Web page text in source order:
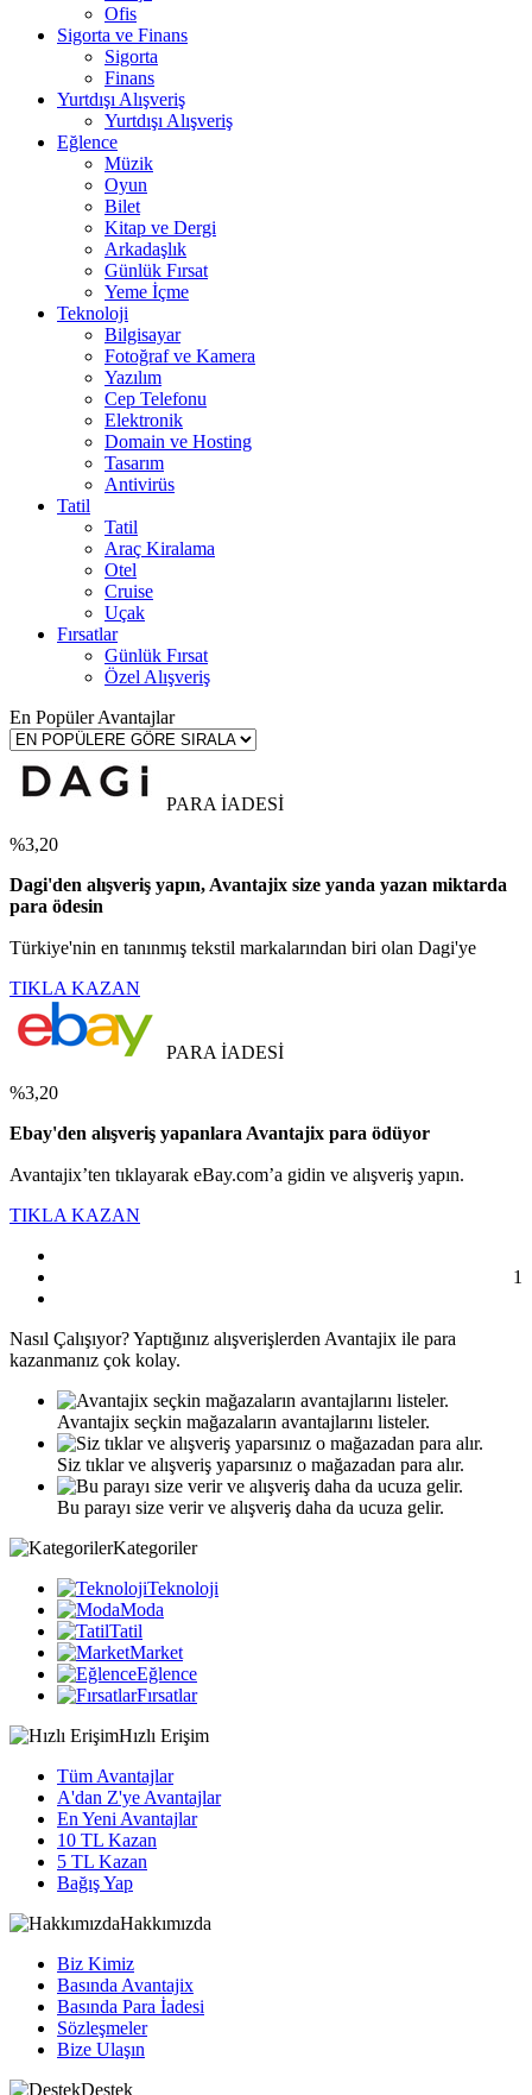
Ofis
Sigorta ve Finans
Sigorta
Finans
Yurtdışı Alışveriş
Yurtdışı Alışveriş
Eğlence
Müzik
Oyun
Bilet
Kitap ve Dergi
Arkadaşlık
Günlük Fırsat
Yeme İçme
Teknoloji
Bilgisayar
Fotoğraf ve Kamera
Yazılım
Cep Telefonu
Elektronik
Domain ve Hosting
Tasarım
Antivirüs
Tatil
Tatil
Araç Kiralama
Otel
Cruise
Uçak
Fırsatlar
Günlük Fırsat
Özel Alışveriş
En Popüler Avantajlar
PARA İADESİ
%3,20
Dagi'den alışveriş yapın, Avantajix size yanda yazan miktarda
para ödesin
Türkiye'nin en tanınmış tekstil markalarından biri olan Dagi'ye
TIKLA KAZAN
PARA İADESİ
%3,20
Ebay'den alışveriş yapanlara Avantajix para ödüyor
Avantajix’ten tıklayarak eBay.com’a gidin ve alışveriş yapın.
TIKLA KAZAN
1
Nasıl Çalışıyor?Yaptığınız alışverişlerden Avantajix ile para
kazanmanız çok kolay.
Avantajix seçkin mağazaların avantajlarını listeler.
Siz tıklar ve alışveriş yaparsınız o mağazadan para alır.
Bu parayı size verir ve alışveriş daha da ucuza gelir.
Kategoriler
Teknoloji
Moda
Tatil
Market
Eğlence
Fırsatlar
Hızlı Erişim
Tüm Avantajlar
A'dan Z'ye Avantajlar
En Yeni Avantajlar
10 TL Kazan
5 TL Kazan
Bağış Yap
Hakkımızda
Biz Kimiz
Basında Avantajix
Basında Para İadesi
Sözleşmeler
Bize Ulaşın
Destek